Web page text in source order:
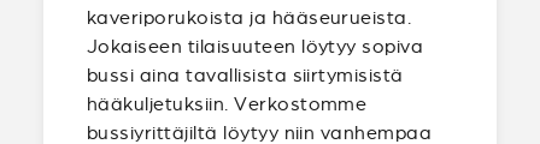
kaveriporukoista ja hääseurueista.
Jokaiseen tilaisuuteen löytyy sopiva
bussi aina tavallisista siirtymisistä
hääkuljetuksiin. Verkostomme
bussiyrittäjiltä löytyy niin vanhempaa